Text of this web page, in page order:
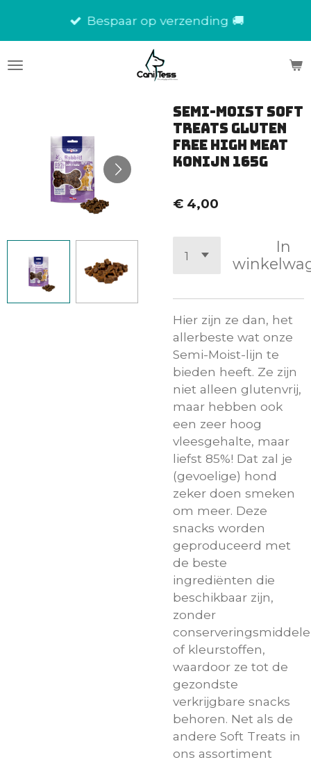
de
Bespaar op verzending 🚚
Semi-Moist Soft
Treats Gluten
Free High Meat
Konijn 165g
€ 4,00
In
Hier zijn ze dan, het
allerbeste wat onze
Semi-Moist-lijn te
bieden heeft. Ze zijn
niet alleen glutenvrij,
maar hebben ook
een zeer hoog
vleesgehalte, maar
liefst 85%! Dat zal je
(gevoelige) hond
zeker doen smeken
om meer. Deze
snacks worden
geproduceerd met
de beste
ingrediënten die
beschikbaar zijn,
zonder
of kleurstoffen,
waardoor ze tot de
gezondste
verkrijgbare snacks
behoren. Net als de
andere Soft Treats in
ons assortiment